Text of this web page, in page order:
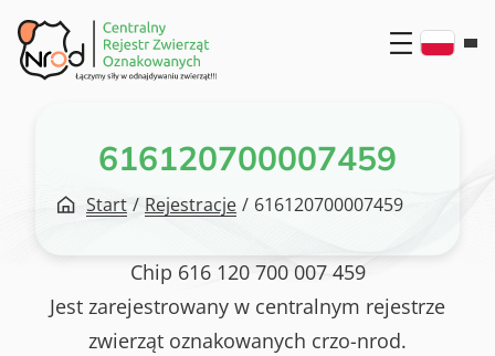
Przejdź
do
treści
616120700007459
Start / Rejestracje / 616120700007459
Chip 616 120 700 007 459
Jest zarejestrowany w centralnym rejestrze
zwierząt oznakowanych crzo-nrod.